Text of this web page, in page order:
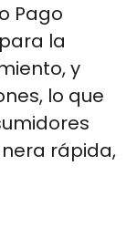
Pago
la
y
lo que
rápida,